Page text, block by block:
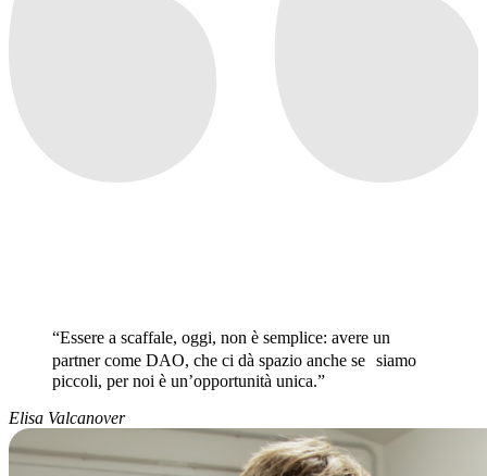
“Essere a scaffale, oggi, non è semplice: avere un
partner come DAO, che ci dà spazio anche se siamo
piccoli, per noi è un’opportunità unica.”
Elisa Valcanover